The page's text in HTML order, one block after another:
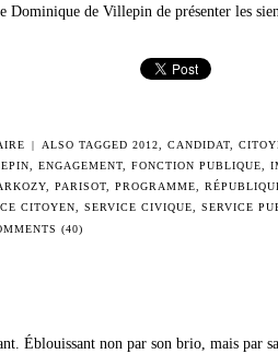
Dominique de Villepin de présenter les
| ALSO TAGGED2012 ,CANDIDAT ,
ENGAGEMENT FONCTION PUBLIQUE
, PARISOT, PROGRAMME
CITOYEN SERVICE CIVIQUE SERVICE
(40)
Éblouissant non par son brio, mais par sa